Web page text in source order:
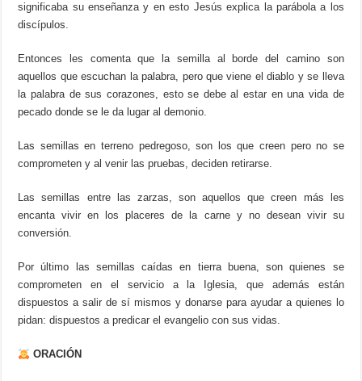
significaba su enseñanza y en esto Jesús explica la parábola a los
discípulos.
Entonces les comenta que la semilla al borde del camino son
aquellos que escuchan la palabra, pero que viene el diablo y se lleva
la palabra de sus corazones, esto se debe al estar en una vida de
pecado donde se le da lugar al demonio.
Las semillas en terreno pedregoso, son los que creen pero no se
comprometen y al venir las pruebas, deciden retirarse.
Las semillas entre las zarzas, son aquellos que creen más les
encanta vivir en los placeres de la carne y no desean vivir su
conversión.
Por último las semillas caídas en tierra buena, son quienes se
comprometen en el servicio a la Iglesia, que además están
dispuestos a salir de sí mismos y donarse para ayudar a quienes lo
pidan: dispuestos a predicar el evangelio con sus vidas.
ORACIÓN